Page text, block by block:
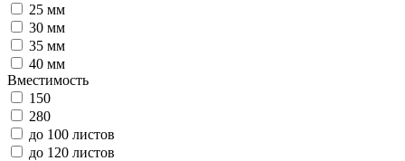
25 мм
30 мм
35 мм
40 мм
Вместимость
150
280
до 100 листов
до 120 листов